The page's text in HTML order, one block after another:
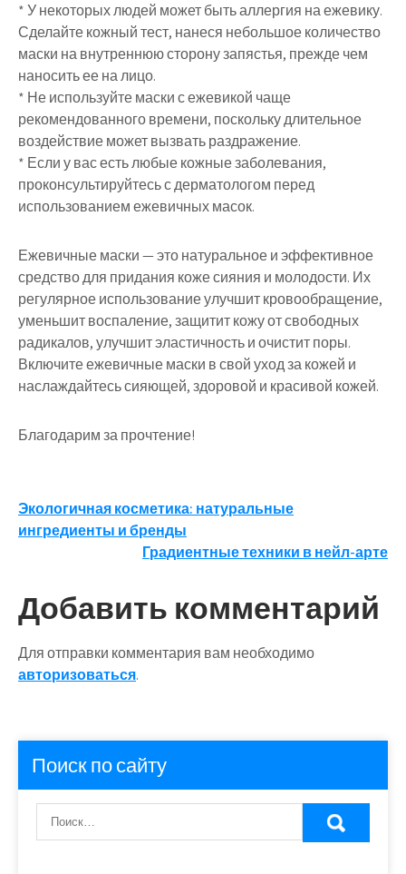
* У некоторых людей может быть аллергия на ежевику.
Сделайте кожный тест, нанеся небольшое количество
маски на внутреннюю сторону запястья, прежде чем
наносить ее на лицо.
* Не используйте маски с ежевикой чаще
рекомендованного времени, поскольку длительное
воздействие может вызвать раздражение.
* Если у вас есть любые кожные заболевания,
проконсультируйтесь с дерматологом перед
использованием ежевичных масок.
Ежевичные маски — это натуральное и эффективное
средство для придания коже сияния и молодости. Их
регулярное использование улучшит кровообращение,
уменьшит воспаление, защитит кожу от свободных
радикалов, улучшит эластичность и очистит поры.
Включите ежевичные маски в свой уход за кожей и
наслаждайтесь сияющей, здоровой и красивой кожей.
Благодарим за прочтение!
Навигация
по
Экологичная косметика: натуральные
ингредиенты и бренды
Градиентные техники в нейл-арте
Добавить комментарий
Для отправки комментария вам необходимо
авторизоваться.
Поиск по сайту